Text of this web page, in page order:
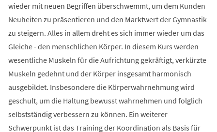
wieder mit neuen Begriffen überschwemmt, um dem Kunden
Neuheiten zu präsentieren und den Marktwert der Gymnastik
zu steigern. Alles in allem dreht es sich immer wieder um das
Gleiche - den menschlichen Körper. In diesem Kurs werden
wesentliche Muskeln für die Aufrichtung gekräftigt, verkürzte
Muskeln gedehnt und der Körper insgesamt harmonisch
ausgebildet. Insbesondere die Körperwahrnehmung wird
geschult, um die Haltung bewusst wahrnehmen und folglich
selbstständig verbessern zu können. Ein weiterer
Schwerpunkt ist das Training der Koordination als Basis für